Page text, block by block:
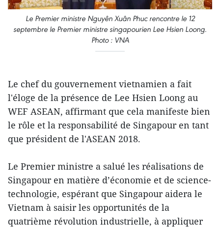
Le Premier ministre Nguyên Xuân Phuc rencontre le 12
septembre le Premier ministre singapourien Lee Hsien Loong.
Photo : VNA
Le chef du gouvernement vietnamien a fait
l'éloge de la présence de Lee Hsien Loong au
WEF ASEAN, affirmant que cela manifeste bien
le rôle et la responsabilité de Singapour en tant
que président de l'ASEAN 2018.
Le Premier ministre a salué les réalisations de
Singapour en matière d’économie et de science-
technologie, espérant que Singapour aidera le
Vietnam à saisir les opportunités de la
quatrième révolution industrielle, à appliquer